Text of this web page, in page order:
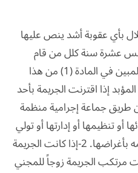
بأي عقوبة أشد ينص عليها
عشرة سنة كلل من قام
بالإتجار بالأشخاص على النحو المبين في المادة (1) من هذا
إذا اقترنت الجريمة بأحد
ارتكبت عن طريق جماعة إجرامية منظمة
تنظيمها أو إدارتها أو تولي
قيادة فيها أو انضم إليها مع علمه بأغراضها. 2-إذا كانت الجريمة
وطني. 3-إذا كانت مرتكب الجريمة زوجاً للمجني